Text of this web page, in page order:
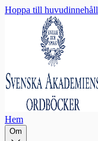
Hoppa till huvudinnehåll
Hem
Om